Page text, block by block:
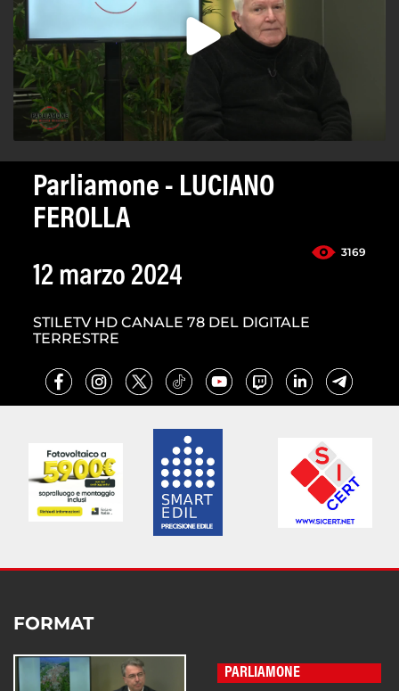
Parliamone - LUCIANO
FEROLLA
3169
12 marzo 2024
STILETV HD CANALE 78 DEL DIGITALE
TERRESTRE
FORMAT
PARLIAMONE